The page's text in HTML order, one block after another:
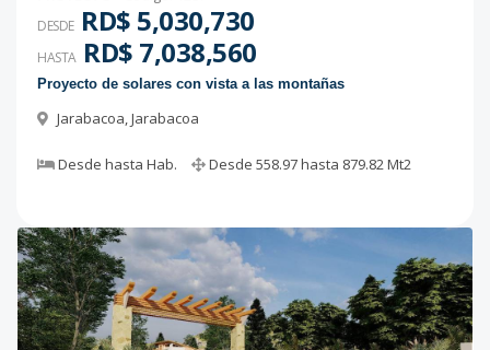
DESDE RD$ 5,030,730
HASTA RD$ 7,038,560
Proyecto de solares con vista a las montañas
Jarabacoa,Jarabacoa
Desde hasta Hab. Desde 558.97hasta 879.82Mt2